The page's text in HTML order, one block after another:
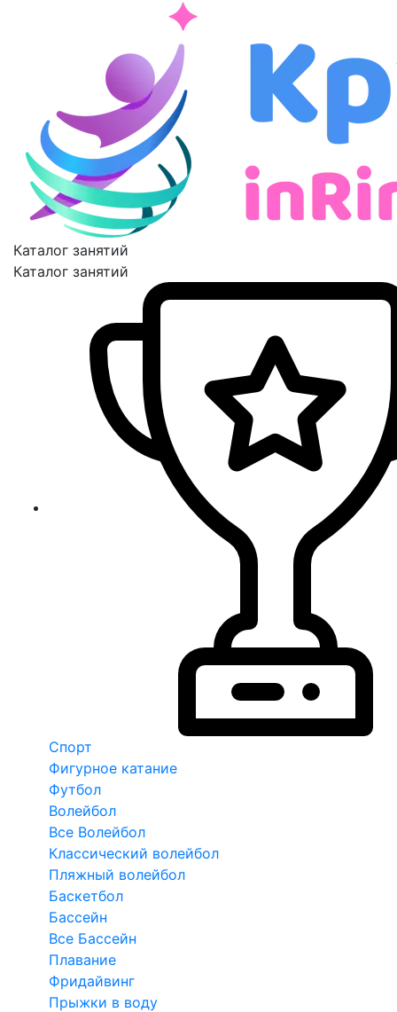
Каталог занятий
Каталог занятий
Спорт
Фигурное катание
Футбол
Волейбол
Все Волейбол
Классический волейбол
Пляжный волейбол
Баскетбол
Бассейн
Все Бассейн
Плавание
Фридайвинг
Прыжки в воду